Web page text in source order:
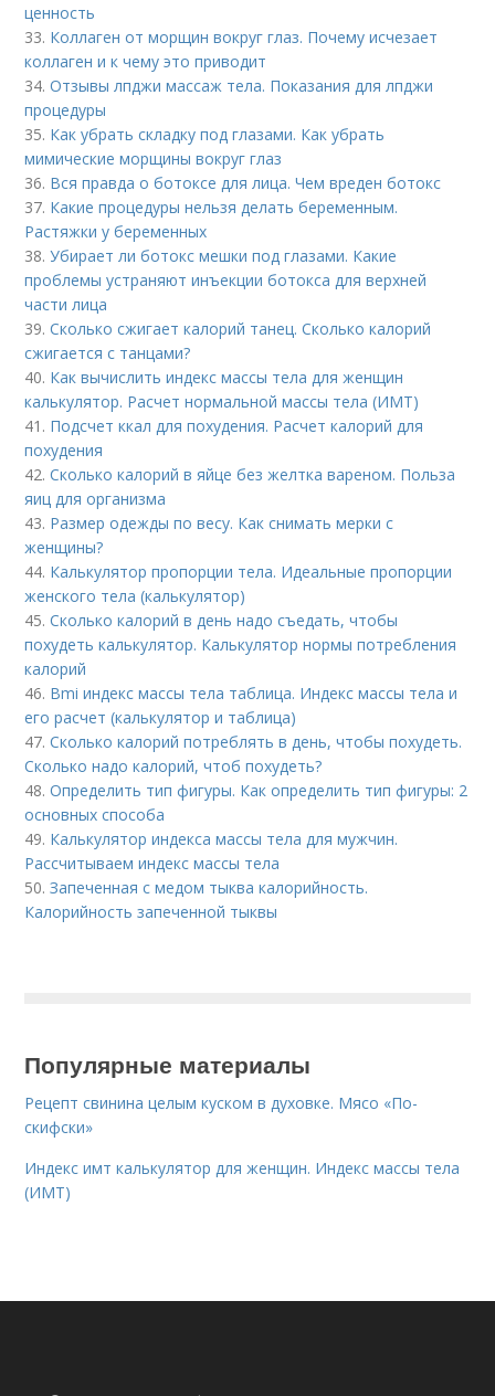
ценность
33. Коллаген от морщин вокруг глаз. Почему исчезает
коллаген и к чему это приводит
34.Отзывы лпджи массаж тела. Показания для лпджи
процедуры
35. Как убрать складку под глазами. Как убрать
мимические морщины вокруг глаз
36. Вся правда о ботоксе для лица. Чем вреден ботокс
37. Какие процедуры нельзя делать беременным.
Растяжки у беременных
38.Убирает ли ботокс мешки под глазами. Какие
проблемы устраняют инъекции ботокса для верхней
части лица
39.Сколько сжигает калорий танец. Сколько калорий
сжигается с танцами?
40. Как вычислить индекс массы тела для женщин
калькулятор. Расчет нормальной массы тела (ИМТ)
41. Подсчет ккал для похудения. Расчет калорий для
похудения
42.Сколько калорий в яйце без желтка вареном. Польза
яиц для организма
43. Размер одежды по весу. Как снимать мерки с
женщины?
44. Калькулятор пропорции тела. Идеальные пропорции
женского тела (калькулятор)
45.Сколько калорий в день надо съедать, чтобы
похудеть калькулятор. Калькулятор нормы потребления
калорий
46. Bmi индекс массы тела таблица. Индекс массы тела и
его расчет (калькулятор и таблица)
47.Сколько калорий потреблять в день, чтобы похудеть.
Сколько надо калорий, чтоб похудеть?
48.Определить тип фигуры. Как определить тип фигуры: 2
основных способа
49. Калькулятор индекса массы тела для мужчин.
Рассчитываем индекс массы тела
50.Запеченная с медом тыква калорийность.
Калорийность запеченной тыквы
Популярные материалы
Рецепт свинина целым куском в духовке. Мясо «По-
скифски»
Индекс имт калькулятор для женщин. Индекс массы тела
(ИМТ)